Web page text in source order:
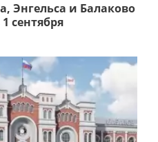
Энгельса и Балаково
сентября